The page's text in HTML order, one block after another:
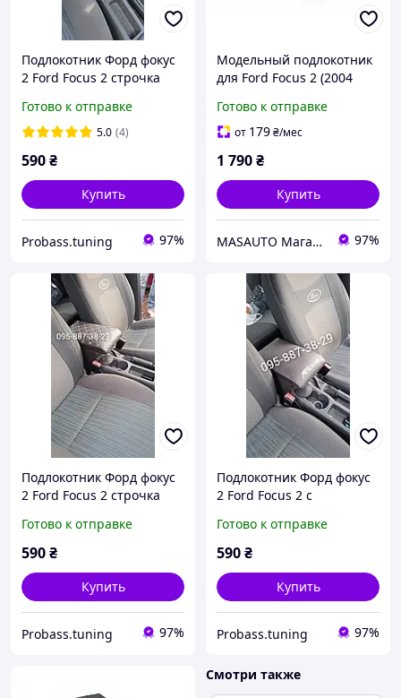
Подлокотник Форд фокус
2 Ford Focus 2 строчка
Готово к отправке
5.0 (4)
590₴
Купить
Probass.tuning 97%
Модельный подлокотник
для Ford Focus 2 (2004
Готово к отправке
от 179₴/мес
1 790₴
Купить
MASAUTO Магазин автоаксесуарів 97%
Подлокотник Форд фокус
2 Ford Focus 2 строчка
Готово к отправке
590₴
Купить
Probass.tuning 97%
Подлокотник Форд фокус
2 Ford Focus 2 с
Готово к отправке
590₴
Купить
Probass.tuning 97%
Смотри также